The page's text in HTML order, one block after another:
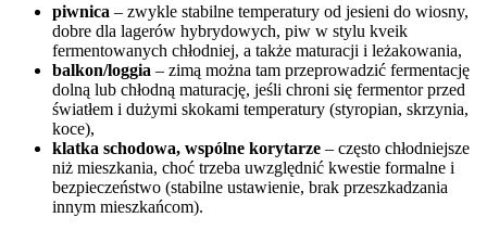
piwnica – zwykle stabilne temperatury od jesieni do wiosny,
dobre dla lagerów hybrydowych, piw w stylu kveik
fermentowanych chłodniej, a także maturacji i leżakowania,
balkon/loggia – zimą można tam przeprowadzić fermentację
dolną lub chłodną maturację, jeśli chroni się fermentor przed
światłem i dużymi skokami temperatury (styropian, skrzynia,
koce),
klatka schodowa, wspólne korytarze – często chłodniejsze
niż mieszkania, choć trzeba uwzględnić kwestie formalne i
bezpieczeństwo (stabilne ustawienie, brak przeszkadzania
innym mieszkańcom).